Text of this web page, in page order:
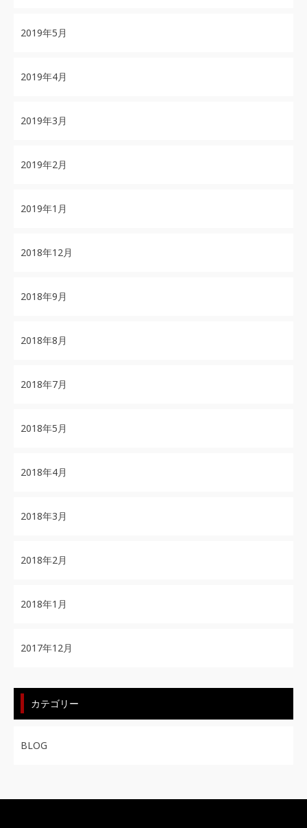
2019年5月
2019年4月
2019年3月
2019年2月
2019年1月
2018年12月
2018年9月
2018年8月
2018年7月
2018年5月
2018年4月
2018年3月
2018年2月
2018年1月
2017年12月
カテゴリー
BLOG